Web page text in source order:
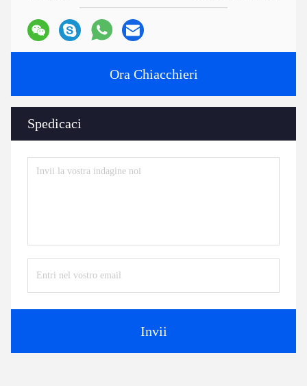
Ora Chiacchieri
Spedicaci
Invii